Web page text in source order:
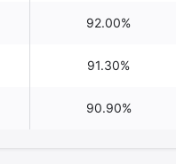
92.00%
91.30%
90.90%